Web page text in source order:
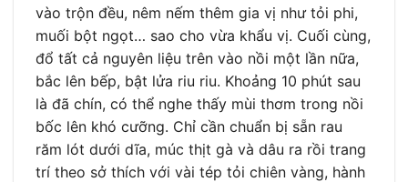
vào trộn đều, nêm nếm thêm gia vị như tỏi phi,
muối bột ngọt… sao cho vừa khẩu vị. Cuối cùng,
đổ tất cả nguyên liệu trên vào nồi một lần nữa,
bắc lên bếp, bật lửa riu riu. Khoảng 10 phút sau
là đã chín, có thể nghe thấy mùi thơm trong nồi
bốc lên khó cưỡng. Chỉ cần chuẩn bị sẵn rau
răm lót dưới dĩa, múc thịt gà và dâu ra rồi trang
trí theo sở thích với vài tép tỏi chiên vàng, hành